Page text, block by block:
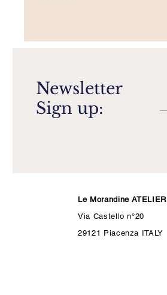
Newsletter
Sign up:
Le Morandine ATELIER
Via Castello n°20
29121 Piacenza ITALY